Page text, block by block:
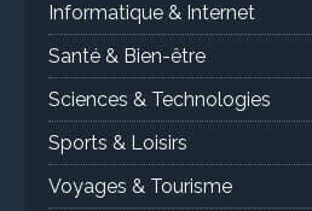
Informatique & Internet
Santé & Bien-être
Sciences & Technologies
Sports & Loisirs
Voyages & Tourisme